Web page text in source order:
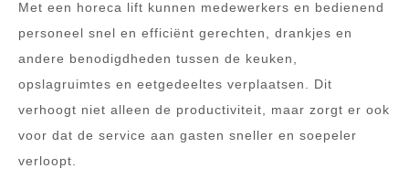
Met een horeca lift kunnen medewerkers en bedienend
personeel snel en efficiënt gerechten, drankjes en
andere benodigdheden tussen de keuken,
opslagruimtes en eetgedeeltes verplaatsen. Dit
verhoogt niet alleen de productiviteit, maar zorgt er ook
voor dat de service aan gasten sneller en soepeler
verloopt.